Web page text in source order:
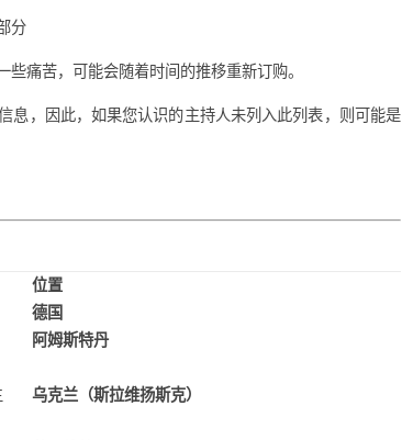
分
痛苦，可能会随着时间的推移重新订购。
息，因此，如果您认识的主持人未列入此列表，则可能是
位置
德国
阿姆斯特丹
乌克兰（斯拉维扬斯克）